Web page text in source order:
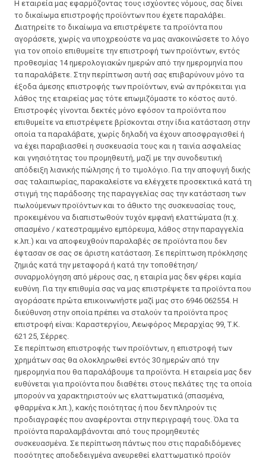
Η εταιρεία μας εφαρμόζοντας τους ισχύοντες νόμους, σας δίνει
το δικαίωμα επιστροφής προϊόντων που έχετε παραλάβει.
Διατηρείτε το δικαίωμα να επιστρέψετε τα προϊόντα που
αγοράσετε, χωρίς να υποχρεούστε να μας ανακοινώσετε το λόγο
για τον οποίο επιθυμείτε την επιστροφή των προϊόντων, εντός
προθεσμίας 14 ημερολογιακών ημερών από την ημερομηνία που
τα παραλάβετε. Στην περίπτωση αυτή σας επιβαρύνουν μόνο τα
έξοδα άμεσης επιστροφής των προϊόντων, ενώ αν πρόκειται για
λάθος της εταιρείας μας τότε επωμιζόμαστε το κόστος αυτό.
Επιστροφές γίνονται δεκτές μόνο εφόσον τα προϊόντα που
επιθυμείτε να επιστρέψετε βρίσκονται στην ίδια κατάσταση στην
οποία τα παραλάβατε, χωρίς δηλαδή να έχουν αποσφραγισθεί ή
να έχει παραβιασθεί η συσκευασία τους και η ταινία ασφαλείας
και γνησιότητας του προμηθευτή, μαζί με την συνοδευτική
απόδειξη λιανικής πώλησης ή το τιμολόγιο. Για την αποφυγή δικής
σας ταλαιπωρίας, παρακαλείστε να ελέγχετε προσεκτικά κατά τη
στιγμή της παράδοσης της παραγγελίας σας την κατάσταση των
πωλούμενων προϊόντων και το άθικτο της συσκευασίας τους,
προκειμένου να διαπιστωθούν τυχόν εμφανή ελαττώματα (π.χ.
σπασμένο / κατεστραμμένο εμπόρευμα, λάθος στην παραγγελία
κ.λπ.) και να αποφευχθούν παραλαβές σε προϊόντα που δεν
έφτασαν σε σας σε άριστη κατάσταση. Σε περίπτωση πρόκλησης
ζημιάς κατά την μεταφορά ή κατά την τοποθέτηση/
συναρμολόγηση από μέρους σας, η εταιρία μας δεν φέρει καμία
ευθύνη. Για την επιθυμία σας να μας επιστρέψετε τα προϊόντα που
αγοράσατε πρώτα επικοινωνήστε μαζί μας στο 6946 062554. H
διεύθυνση στην οποία πρέπει να σταλούν τα προϊόντα προς
επιστροφή είναι: Καραστεργίου, Λεωφόρος Μεραρχίας 99, Τ.Κ.
621 25, Σέρρες.
Σε περίπτωση επιστροφής των προϊόντων, η επιστροφή των
χρημάτων σας θα ολοκληρωθεί εντός 30 ημερών από την
ημερομηνία που θα παραλάβουμε τα προϊόντα. Η εταιρεία μας δεν
ευθύνεται για προϊόντα που διαθέτει στους πελάτες της τα οποία
μπορούν να χαρακτηριστούν ως ελαττωματικά (σπασμένα,
φθαρμένα κ.λπ.), κακής ποιότητας ή που δεν πληρούν τις
προδιαγραφές που αναφέρονται στην περιγραφή τους. Όλα τα
προϊόντα παραλαμβάνονται από τους προμηθευτές
συσκευασμένα. Σε περίπτωση πάντως που στις παραδιδόμενες
ποσότητες αποδεδειγμένα ανευρεθεί ελαττωματικό προϊόν